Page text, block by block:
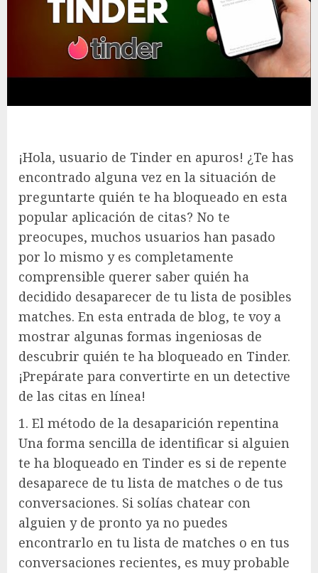
¡Hola, usuario de Tinder en apuros! ¿Te has
encontrado alguna vez en la situación de
preguntarte quién te ha bloqueado en esta
popular aplicación de citas? No te
preocupes, muchos usuarios han pasado
por lo mismo y es completamente
comprensible querer saber quién ha
decidido desaparecer de tu lista de posibles
matches. En esta entrada de blog, te voy a
mostrar algunas formas ingeniosas de
descubrir quién te ha bloqueado en Tinder.
¡Prepárate para convertirte en un detective
de las citas en línea!
1. El método de la desaparición repentina
Una forma sencilla de identificar si alguien
te ha bloqueado en Tinder es si de repente
desaparece de tu lista de matches o de tus
conversaciones. Si solías chatear con
alguien y de pronto ya no puedes
encontrarlo en tu lista de matches o en tus
conversaciones recientes, es muy probable